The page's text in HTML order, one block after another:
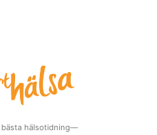
bästa hälsotidning—